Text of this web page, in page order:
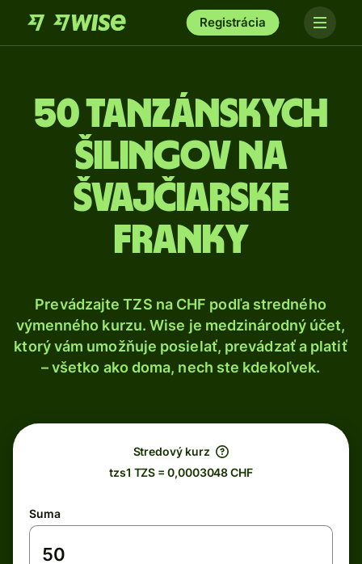
Registrácia
50 Tanzánskych
šilingov na
švajčiarske
franky
Prevádzajte TZS na CHF podľa stredného
výmenného kurzu. Wise je medzinárodný účet,
ktorý vám umožňuje posielať, prevádzať a platiť
– všetko ako doma, nech ste kdekoľvek.
Stredový kurz
tzs1 TZS = 0,0003048 CHF
Suma